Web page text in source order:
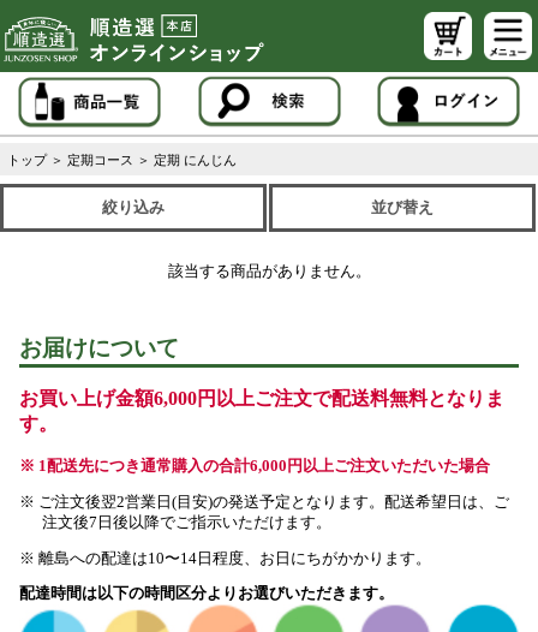
トップ ＞ 定期コース ＞ 定期 にんじん
絞り込み 並び替え
該当する商品がありません。